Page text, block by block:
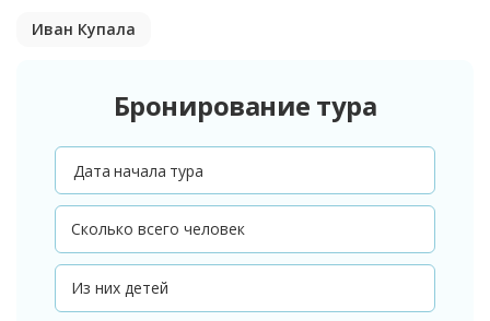
Иван Купала
Бронирование тура
Дата начала тура